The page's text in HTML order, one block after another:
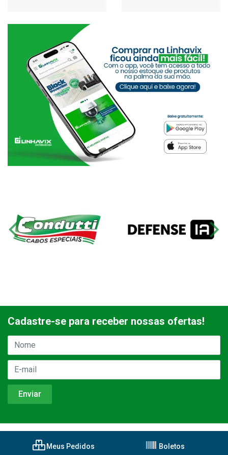
Cadastre-se para receber nossas ofertas!
Meus Pedidos Boletos